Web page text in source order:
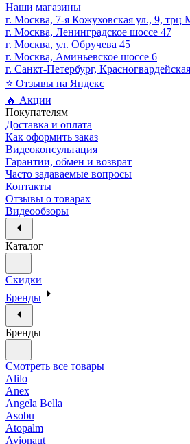
Наши магазины
г. Москва, 7-я Кожуховская ул., 9, трц
г. Москва, Ленинградское шоссе 47
г. Москва, ул. Обручева 45
г. Москва, Аминьевское шоссе 6
г. Санкт-Петербург,
⭐ Отзывы на Яндекс
🔥 Акции
Покупателям
Доставка и оплата
Как оформить заказ
Видеоконсультация
Гарантии, обмен и возврат
Часто задаваемые вопросы
Контакты
Отзывы о товарах
Видеообзоры
Каталог
Скидки
Бренды
Бренды
Смотреть все товары
Alilo
Anex
Angela Bella
Asobu
Atopalm
Avionaut